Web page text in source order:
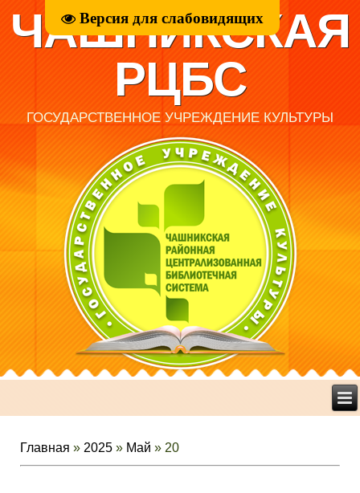
Версия для слабовидящих
ЧАШНИКСКАЯ
РЦБС
ГОСУДАРСТВЕННОЕ УЧРЕЖДЕНИЕ КУЛЬТУРЫ
Главная » 2025 » Май » 20